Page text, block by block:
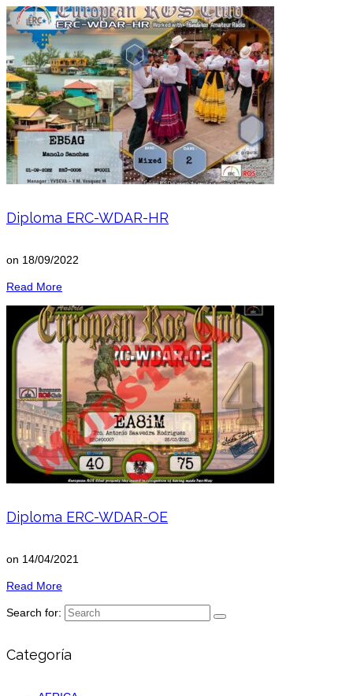
Diploma ERC-WDAR-HR
on 18/09/2022
Read More
Diploma ERC-WDAR-OE
on 14/04/2021
Read More
Search for:
Categoría